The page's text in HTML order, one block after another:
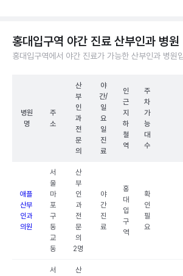
홍대입구역 야간 진료 산부인과 병원
홍대입구역에서 야간 진료가 가능한 산부인과 병원
병원
명
주
소
산
부
인
과
전
문
의
야
간/
일
요
일
진
료
인
근
지
하
철
역
주
차
가
능
대
수
애플
산부
인과
의원
서
울
마
포
구
동
교
동
산
부
인
과
전
문
의
2명
야
간
진
료
홍
대
입
구
역
확
인
필
요
서
산